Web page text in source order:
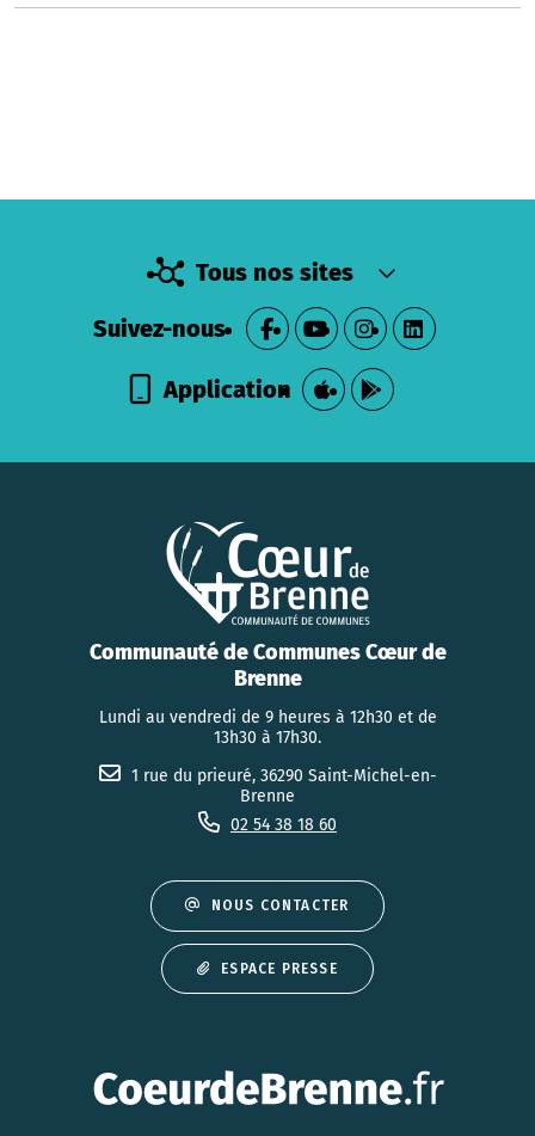
Tous nos sites
Suivez-nous
Application
Communauté de Communes Cœur de
Brenne
Lundi au vendredi de 9 heures à 12h30 et de
13h30 à 17h30.
1 rue du prieuré, 36290 Saint-Michel-en-
Brenne
02 54 38 18 60
NOUS CONTACTER
ESPACE PRESSE